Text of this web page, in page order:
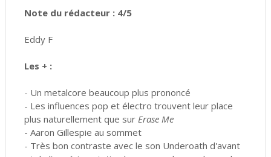
Note du rédacteur : 4/5
Eddy F
Les + :
- Un metalcore beaucoup plus prononcé
- Les influences pop et électro trouvent leur place
plus naturellement que sur Erase Me
- Aaron Gillespie au sommet
- Très bon contraste avec le son Underoath d'avant